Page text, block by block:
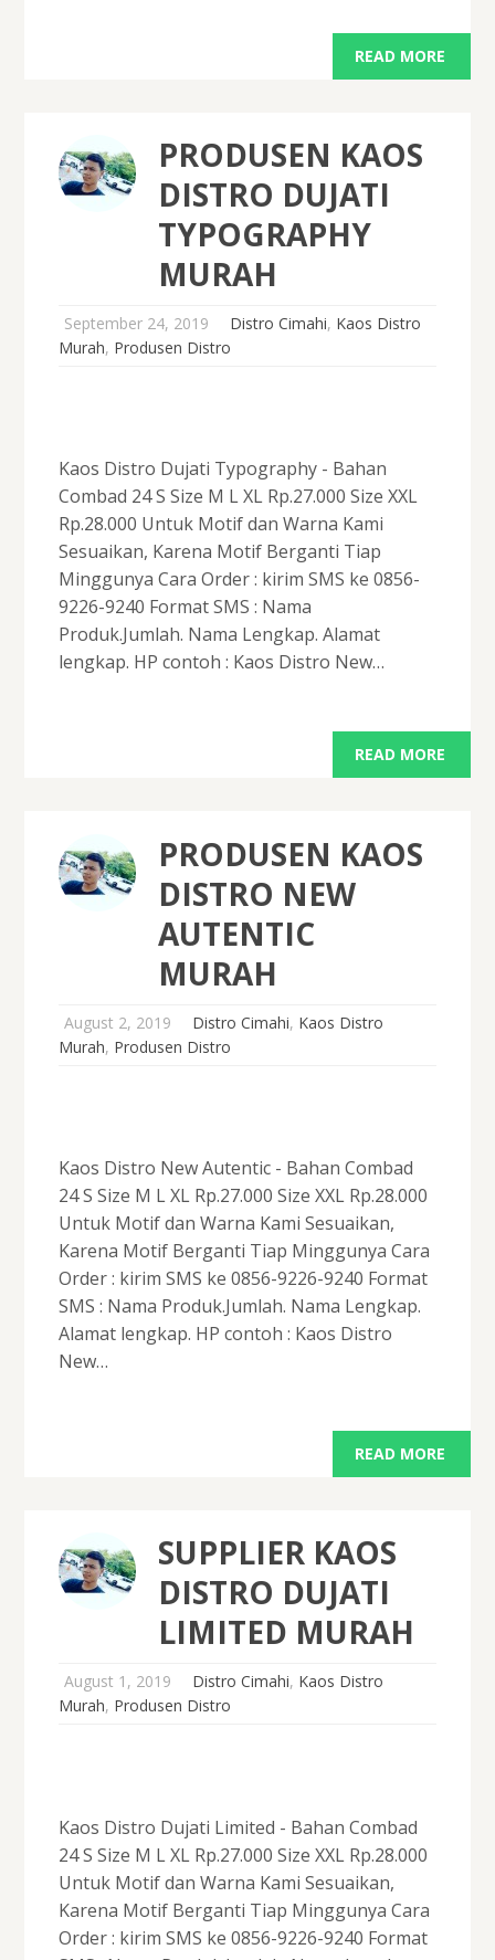
READ MORE
PRODUSEN KAOS
DISTRO DUJATI
TYPOGRAPHY
MURAH
September 24, 2019 Distro Cimahi, Kaos Distro
Murah, Produsen Distro
Kaos Distro Dujati Typography - Bahan
Combad 24 S Size M L XL Rp.27.000 Size XXL
Rp.28.000 Untuk Motif dan Warna Kami
Sesuaikan, Karena Motif Berganti Tiap
Minggunya Cara Order : kirim SMS ke 0856-
9226-9240 Format SMS : Nama
Produk.Jumlah. Nama Lengkap. Alamat
lengkap. HP contoh : Kaos Distro New…
READ MORE
PRODUSEN KAOS
DISTRO NEW
AUTENTIC
MURAH
August 2, 2019 Distro Cimahi, Kaos Distro
Murah, Produsen Distro
Kaos Distro New Autentic - Bahan Combad
24 S Size M L XL Rp.27.000 Size XXL Rp.28.000
Untuk Motif dan Warna Kami Sesuaikan,
Karena Motif Berganti Tiap Minggunya Cara
Order : kirim SMS ke 0856-9226-9240 Format
SMS : Nama Produk.Jumlah. Nama Lengkap.
Alamat lengkap. HP contoh : Kaos Distro
New…
READ MORE
SUPPLIER KAOS
DISTRO DUJATI
LIMITED MURAH
August 1, 2019 Distro Cimahi, Kaos Distro
Murah, Produsen Distro
Kaos Distro Dujati Limited - Bahan Combad
24 S Size M L XL Rp.27.000 Size XXL Rp.28.000
Untuk Motif dan Warna Kami Sesuaikan,
Karena Motif Berganti Tiap Minggunya Cara
Order : kirim SMS ke 0856-9226-9240 Format